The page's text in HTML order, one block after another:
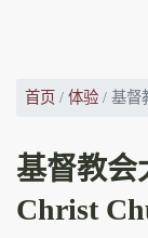
首页 体验 基督
基督教会
Christ